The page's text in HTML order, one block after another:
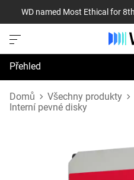
WD named Most Ethical for
Přehled
Technické údaje
Domů Všechny produkty
Interní pevné disky